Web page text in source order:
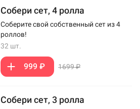
Собери сет, 4 ролла
Соберите свой собственный сет из 4
роллов!
32 шт.
999 ₽ 1699 ₽
Собери сет, 3 ролла